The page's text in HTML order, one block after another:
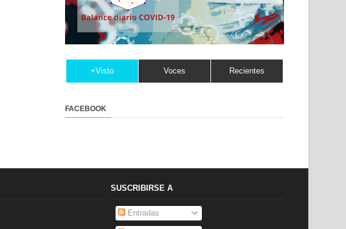
+Visto Voces Recientes
FACEBOOK
SUSCRIBIRSE A
Entradas